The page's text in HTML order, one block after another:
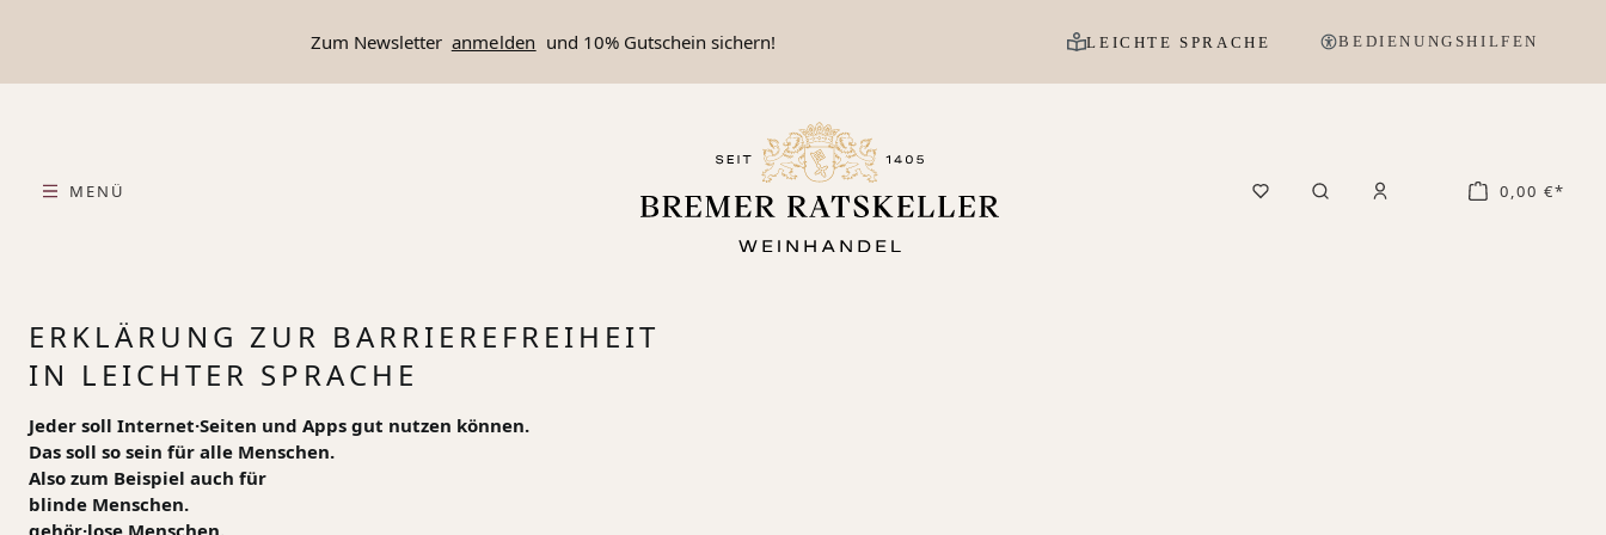
Zum Newsletter anmelden und 10% Gutschein sichern! LEICHTE SPRACHE BEDIENUNGSHILFEN
MENÜ 0,00 €*
ERKLÄRUNG ZUR BARRIEREFREIHEIT
IN LEICHTER SPRACHE
Jeder soll Internet·Seiten und Apps gut nutzen können.
Das soll so sein für alle Menschen.
Also zum Beispiel auch für
blinde Menschen.